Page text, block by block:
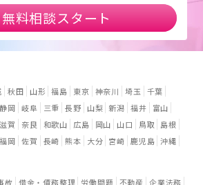
無料相談スタート
秋田 山形 福島 東京 神奈川 埼玉
千葉
静岡 岐阜 三重 長野 山梨 新潟 福井
富山
滋賀 奈良 和歌山 広島 岡山 山口 鳥取
島根
福岡 佐賀 長崎 熊本 大分 宮崎 鹿児島 沖縄
故 借金・債務整理 労働問題 不動産 企業法務